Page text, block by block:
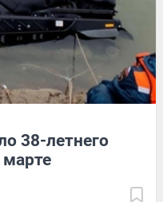
38-летнего